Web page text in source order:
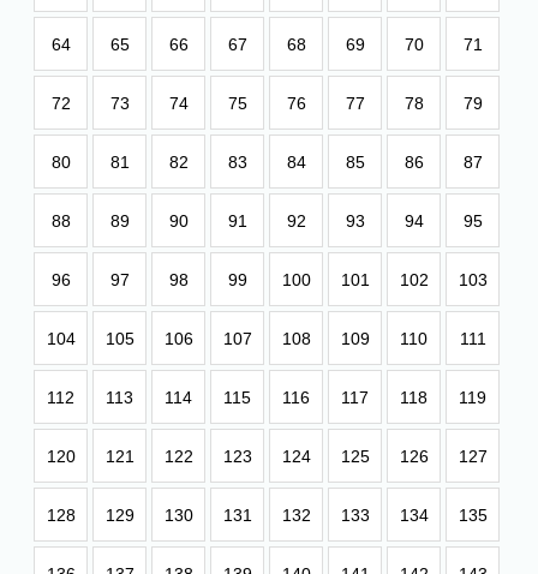
64 65 66 67 68 69 70 71
72 73 74 75 76 77 78 79
80 81 82 83 84 85 86 87
88 89 90 91 92 93 94 95
96 97 98 99 100 101 102 103
104 105 106 107 108 109 110 111
112 113 114 115 116 117 118 119
120 121 122 123 124 125 126 127
128 129 130 131 132 133 134 135